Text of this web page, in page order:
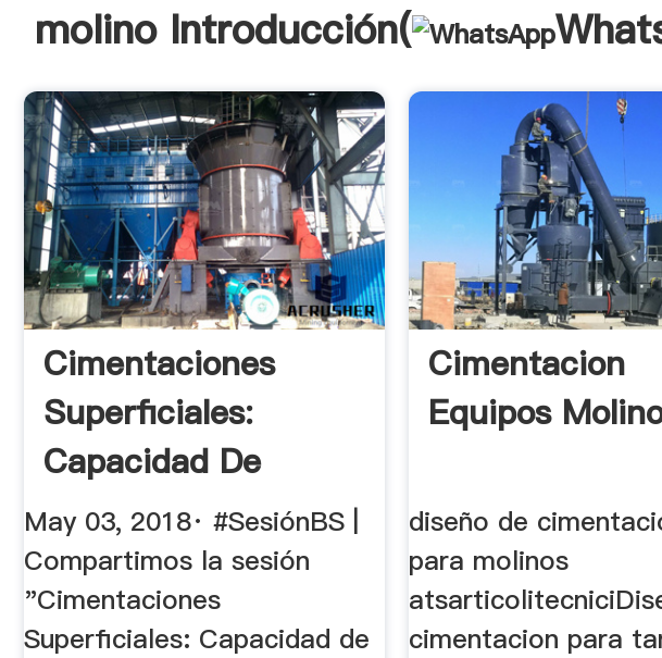
molino Introducción(
Cimentaciones
Superficiales:
Capacidad De
Carga Última ...
May 03, 2018· #SesiónBS |
Compartimos la sesión
"Cimentaciones
Superficiales: Capacidad de
Cimentacion
Equipos
diseño de
para molinos
cimentacion para